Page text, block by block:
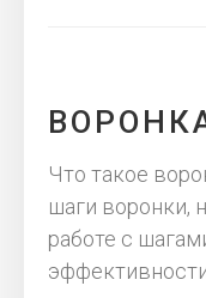
Что такое
шаги воронки,
работе с